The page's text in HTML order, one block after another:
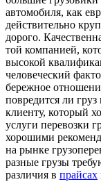
автомобиля, как
действительно
дорого.
той компанией,
высокой
человеческий
бережное
повредится ли
клиенту, который
услуги перевозки
хорошими
на рынке
разные грузы
различия в прайсах